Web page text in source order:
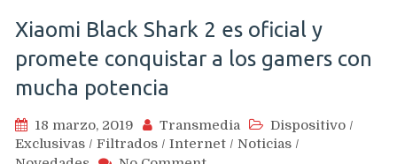
de
anuncio
oficial
Xiaomi Black Shark 2 es oficial y
promete conquistar a los gamers con
mucha potencia
18 marzo, 2019 Transmedia Dispositivo /
Exclusivas / Filtrados / Internet / Noticias /